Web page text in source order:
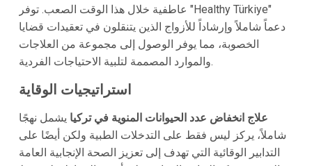
عاطفية خلال هذا الوقت الصعب. توفر "Healthy Türkiye"
دعماً شاملاً وإرشاداً للأزواج الذين يتنقلون في تعقيدات قضايا
الخصوبة، مما يوفر الوصول إلى مجموعة من العلاجات
والموارد المصممة لتلبية الاحتياجات الفردية.
استراتيجيات الوقاية
علاج انخفاض عدد الحيوانات المنوية في تركيا يشمل نهجًا
شاملاً، يركز ليس فقط على التدخلات الطبية ولكن أيضًا على
التدابير الوقائية التي تهدف إلى تعزيز الصحة الإنجابية العامة